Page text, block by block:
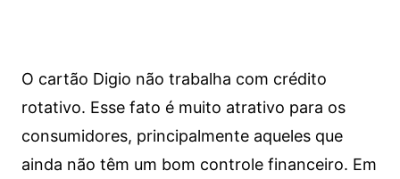
O cartão Digio não trabalha com crédito
rotativo. Esse fato é muito atrativo para os
consumidores, principalmente aqueles que
ainda não têm um bom controle financeiro. Em